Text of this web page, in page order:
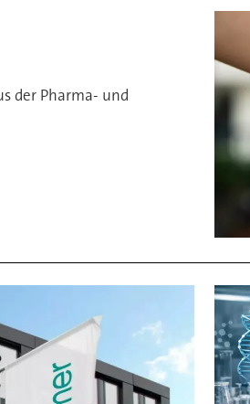
der Pharma- und